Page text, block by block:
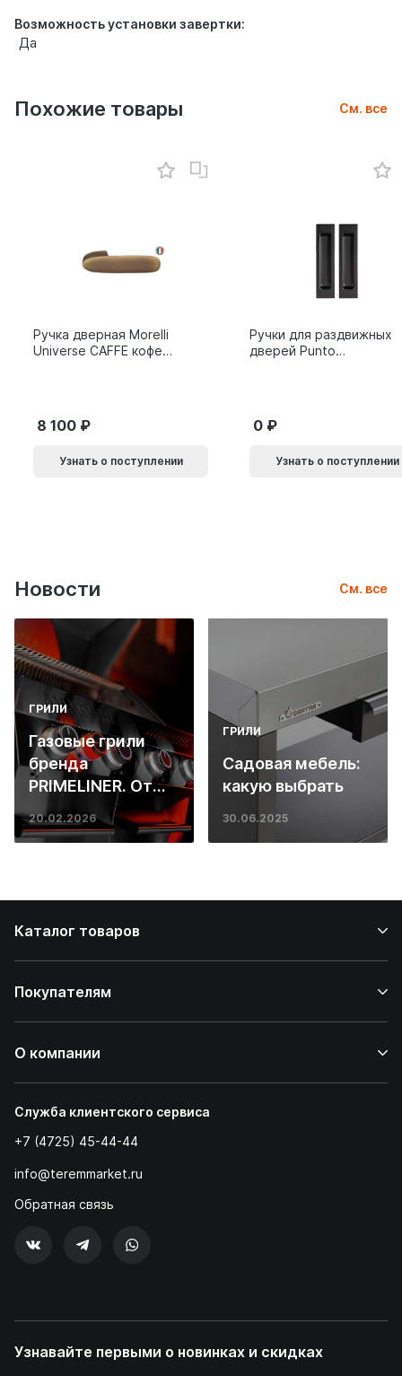
Возможность установки завертки:
Да
Похожие товары См. все
Ручка дверная Morelli
Universe CAFFE кофе
8 100
Узнать о поступлении
Ручки для раздвижных
дверей Punto
0
Узнать о поступлении
Новости См. все
ГРИЛИ
Газовые грили
бренда
PRIMELINER. От
основ инженерии
до ресторанных
20.02.2026
ГРИЛИ
Садовая мебель:
какую выбрать
30.06.2025
Каталог товаров
Покупателям
О компании
Служба клиентского сервиса
+7 (4725) 45-44-44
info@teremmarket.ru
Обратная связь
Узнавайте первыми о новинках и скидках